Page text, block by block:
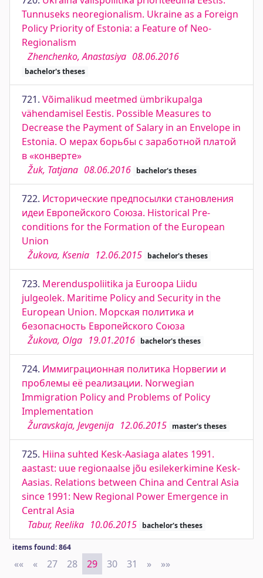
Tunnuseks neoregionalism. Ukraine as a Foreign
Policy Priority of Estonia: a Feature of Neo-
Regionalism
Zhenchenko, Anastasiya 08.06.2016
bachelor's theses
721. Võimalikud meetmed ümbrikupalga
vähendamisel Eestis. Possible Measures to
Decrease the Payment of Salary in an Envelope in
Estonia. О мерах борьбы с заработной платой
в «конверте»
Žuk, Tatjana 08.06.2016 bachelor's theses
722. Исторические предпосылки становления
идеи Европейского Союза. Historical Pre-
conditions for the Formation of the European
Union
Žukova, Ksenia 12.06.2015 bachelor's theses
723. Merenduspoliitika ja Euroopa Liidu
julgeolek. Maritime Policy and Security in the
European Union. Морская политика и
безопасность Европейского Союза
Žukova, Olga 19.01.2016 bachelor's theses
724. Иммиграционная политика Норвегии и
проблемы её реализации. Norwegian
Immigration Policy and Problems of Policy
Implementation
Žuravskaja, Jevgenija 12.06.2015 master's theses
725. Hiina suhted Kesk-Aasiaga alates 1991.
aastast: uue regionaalse jõu esilekerkimine Kesk-
Aasias. Relations between China and Central Asia
since 1991: New Regional Power Emergence in
Central Asia
Tabur, Reelika 10.06.2015 bachelor's theses
items found: 864
«« First
« Previous
27 28 29 30 31 » Next
»»